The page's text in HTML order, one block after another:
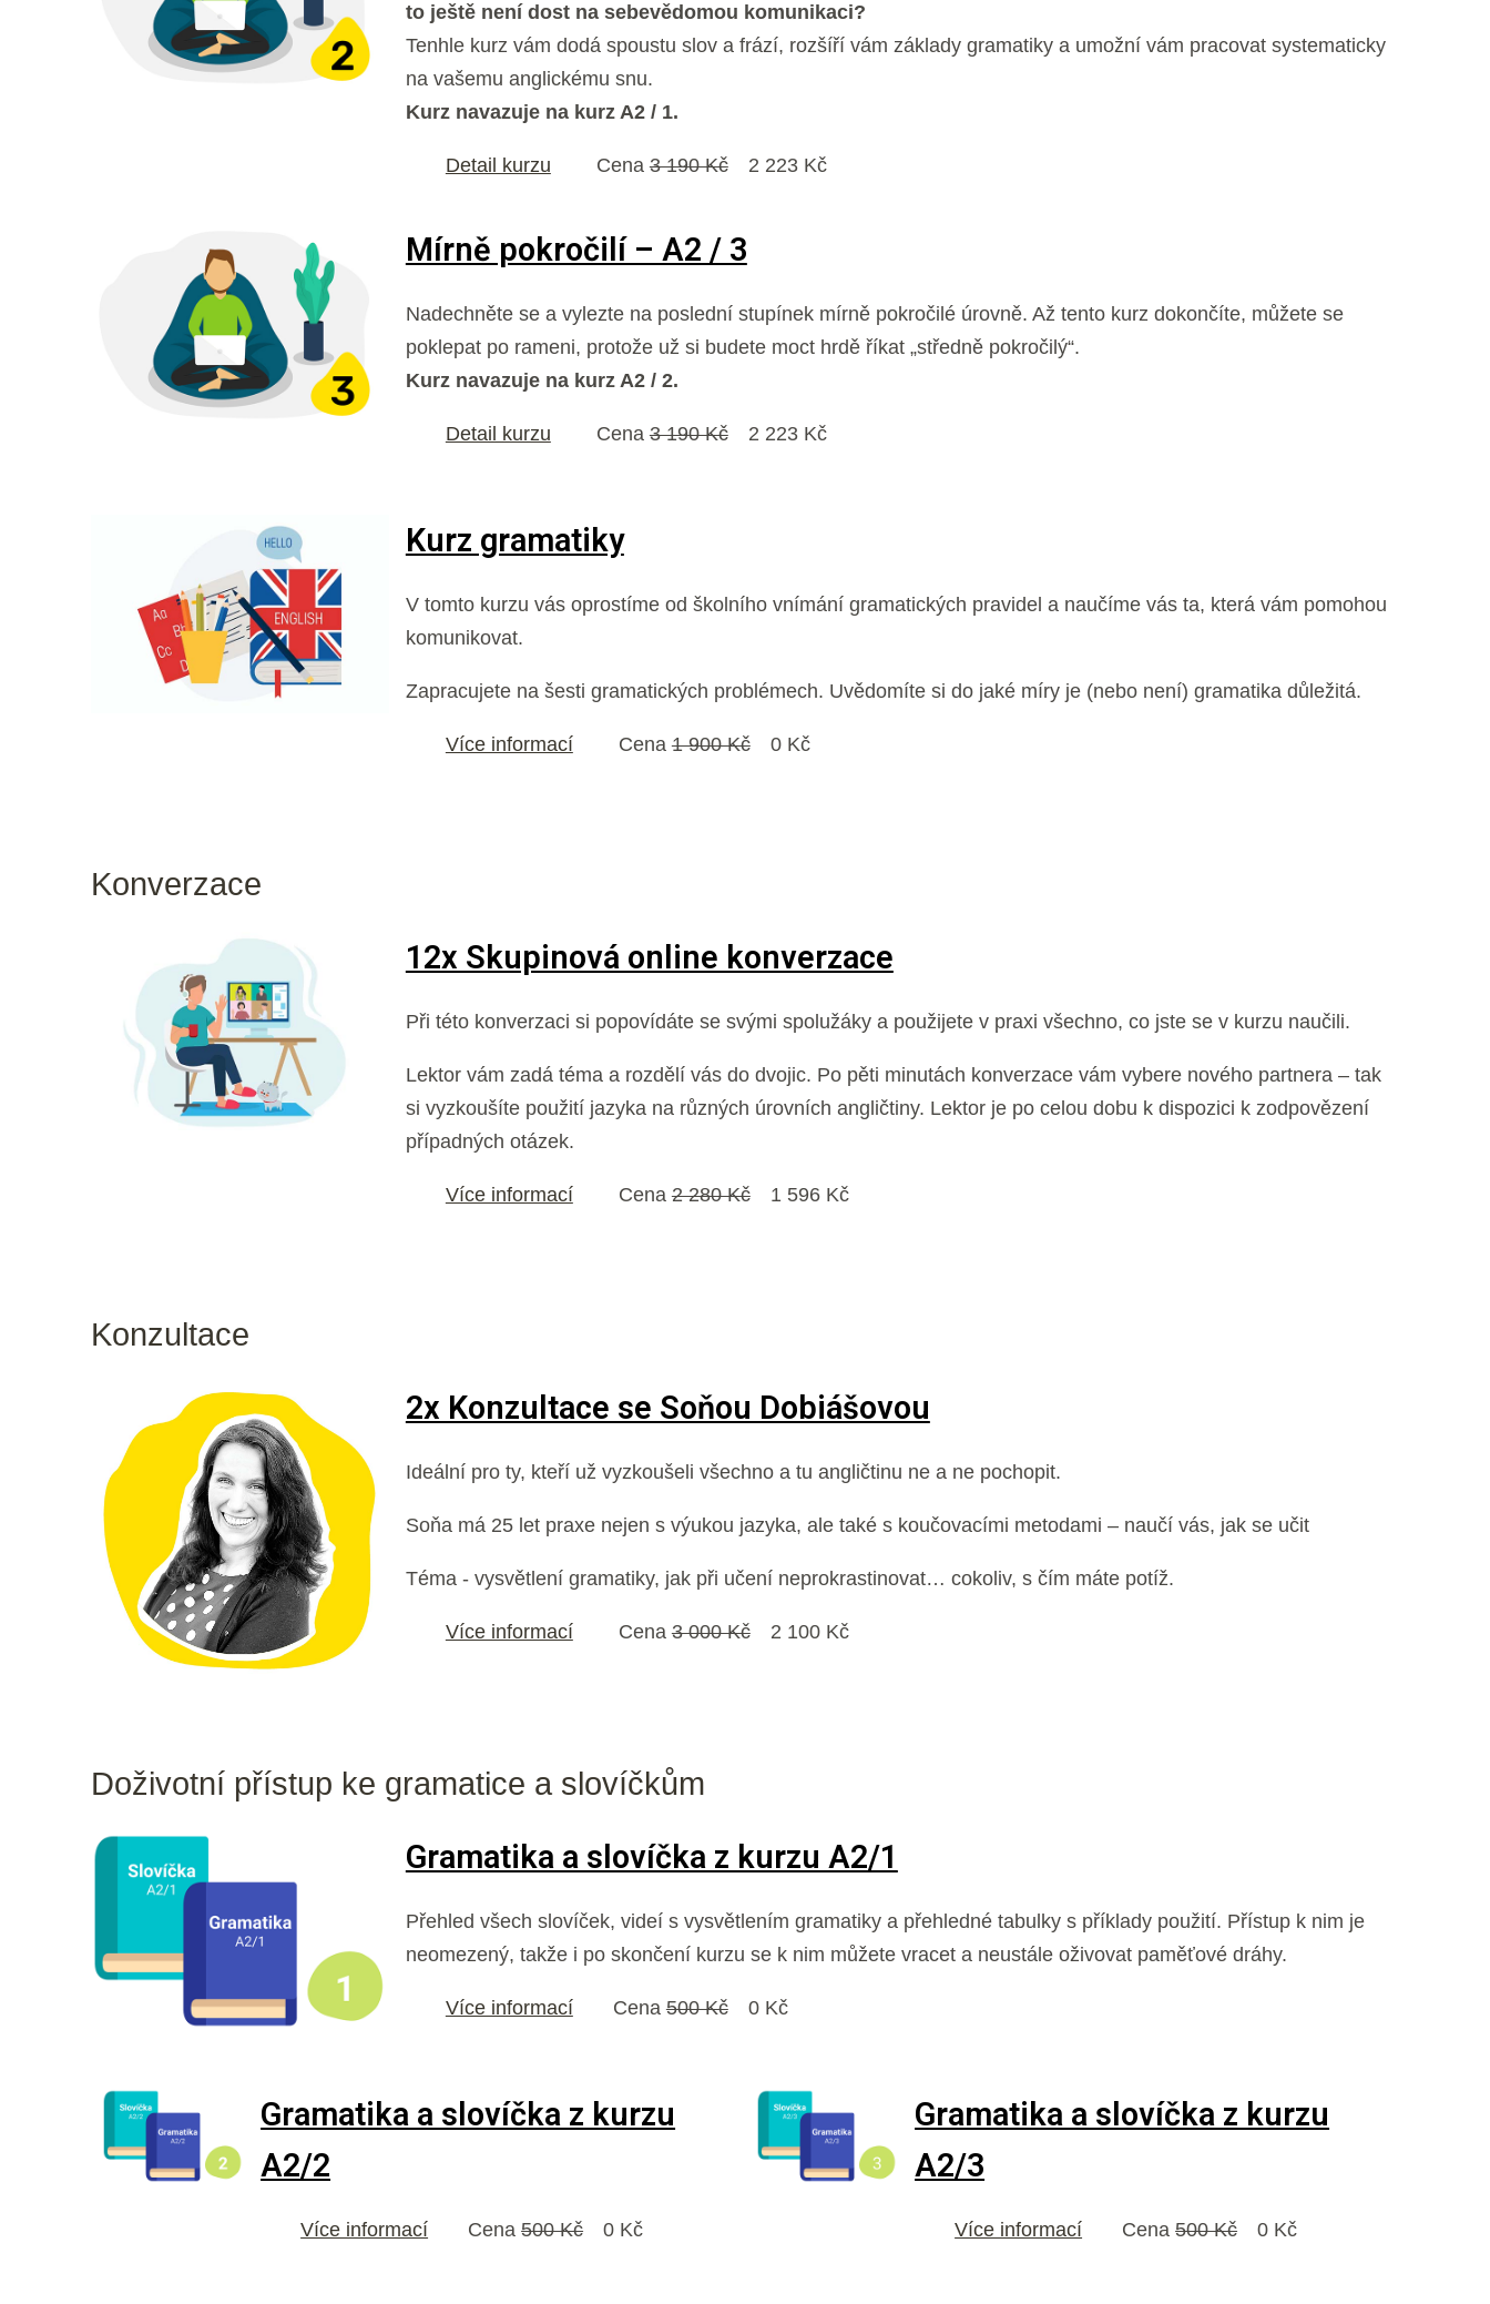
to ještě není dost na sebevědomou komunikaci?
Tenhle kurz vám dodá spoustu slov a frází, rozšíří vám základy gramatiky a umožní vám pracovat systematicky
na vašemu anglickému snu.
Kurz navazuje na kurz A2 / 1.
Detail kurzu Cena3 190 Kč 2 223 Kč
Mírně pokročilí – A2 / 3
Nadechněte se a vylezte na poslední stupínek mírně pokročilé úrovně. Až tento kurz dokončíte, můžete se
poklepat po rameni, protože už si budete moct hrdě říkat „středně pokročilý“.
Kurz navazuje na kurz A2 / 2.
Detail kurzu Cena3 190 Kč 2 223 Kč
Kurz gramatiky
V tomto kurzu vás oprostíme od školního vnímání gramatických pravidel a naučíme vás ta, která vám pomohou
komunikovat.
Zapracujete na šesti gramatických problémech. Uvědomíte si do jaké míry je (nebo není) gramatika důležitá.
Více informací Cena1 900 Kč 0 Kč
Konverzace
12x Skupinová online konverzace
Při této konverzaci si popovídáte se svými spolužáky a použijete v praxi všechno, co jste se v kurzu naučili.
Lektor vám zadá téma a rozdělí vás do dvojic. Po pěti minutách konverzace vám vybere nového partnera – tak
si vyzkoušíte použití jazyka na různých úrovních angličtiny. Lektor je po celou dobu k dispozici k zodpovězení
případných otázek.
Více informací Cena2 280 Kč 1 596 Kč
Konzultace
2x Konzultace se Soňou Dobiášovou
Ideální pro ty, kteří už vyzkoušeli všechno a tu angličtinu ne a ne pochopit.
Soňa má 25 let praxe nejen s výukou jazyka, ale také s koučovacími metodami – naučí vás, jak se učit
Téma - vysvětlení gramatiky, jak při učení neprokrastinovat… cokoliv, s čím máte potíž.
Více informací Cena3 000 Kč 2 100 Kč
Doživotní přístup ke gramatice a slovíčkům
Gramatika a slovíčka z kurzu A2/1
Přehled všech slovíček, videí s vysvětlením gramatiky a přehledné tabulky s příklady použití. Přístup k nim je
neomezený, takže i po skončení kurzu se k nim můžete vracet a neustále oživovat paměťové dráhy.
Více informací Cena500 Kč 0 Kč
Gramatika a slovíčka z kurzu
A2/2
Více informací Cena500 Kč 0 Kč
Gramatika a slovíčka z kurzu
A2/3
Více informací Cena500 Kč 0 Kč